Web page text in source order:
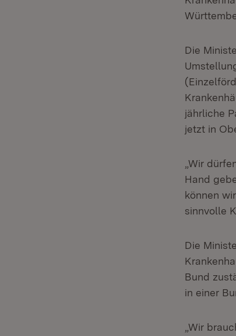
Die
jährliche
jetzt in
„Wir
Hand
können
sinnvolle
Die
Bund
in einer
„Wir